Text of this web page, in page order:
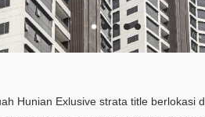
Hunian Exlusive strata title berlokasi